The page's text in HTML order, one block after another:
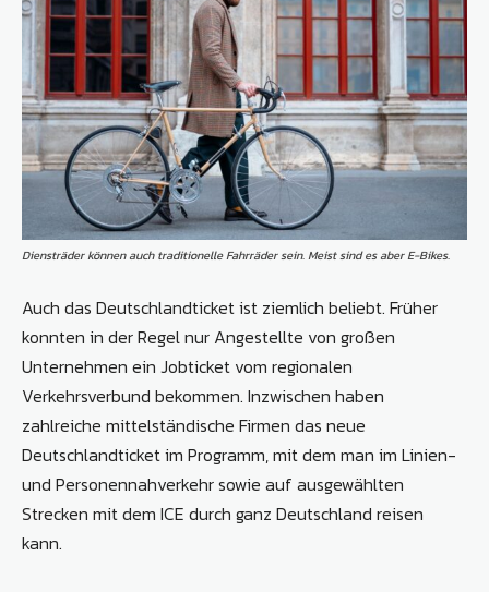
Diensträder können auch traditionelle Fahrräder sein. Meist sind es aber E-Bikes.
Auch das Deutschlandticket ist ziemlich beliebt. Früher
konnten in der Regel nur Angestellte von großen
Unternehmen ein Jobticket vom regionalen
Verkehrsverbund bekommen. Inzwischen haben
zahlreiche mittelständische Firmen das neue
Deutschlandticket im Programm, mit dem man im Linien-
und Personennahverkehr sowie auf ausgewählten
Strecken mit dem ICE durch ganz Deutschland reisen
kann.